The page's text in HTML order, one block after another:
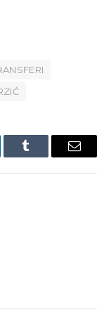
Tumblr Email